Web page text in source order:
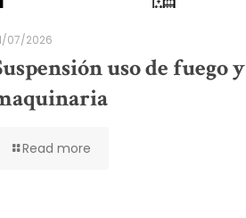
07/2026
uso de fuego y
Read more